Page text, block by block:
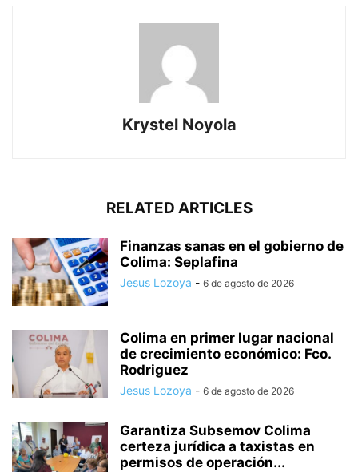
Krystel Noyola
RELATED ARTICLES
Finanzas sanas en el gobierno de
Colima: Seplafina
Jesus Lozoya - 6 de agosto de 2026
Colima en primer lugar nacional
de crecimiento económico: Fco.
Rodriguez
Jesus Lozoya - 6 de agosto de 2026
Garantiza Subsemov Colima
certeza jurídica a taxistas en
permisos de operación...